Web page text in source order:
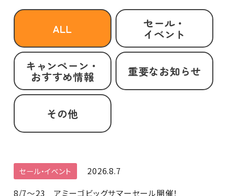
ALL セール・
イベント
キャンペーン・
おすすめ情報 重要なお知らせ
その他
セール・イベント
2026.8.7
8/7～23 アミーゴビッグサマーセール開催！